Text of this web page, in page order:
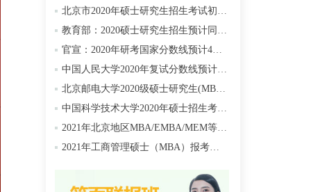
北京市2020年硕士研究生招生考试初试成绩查询及复查复核的公告
教育部：2020硕士研究生招生预计同比增加18.9万人
官宣：2020年研考国家分数线预计4月中旬左右公布
中国人民大学2020年复试分数线预计将于4月中旬左右公布
北京邮电大学2020级硕士研究生(MBA/MPAcc/MPA等)学费标准
中国科学技术大学2020年硕士招生考试复试分数线预4月中旬公布
2021年北京地区MBA/EMBA/MEM等管理类联考提前批面试汇总
2021年工商管理硕士（MBA）报考条件